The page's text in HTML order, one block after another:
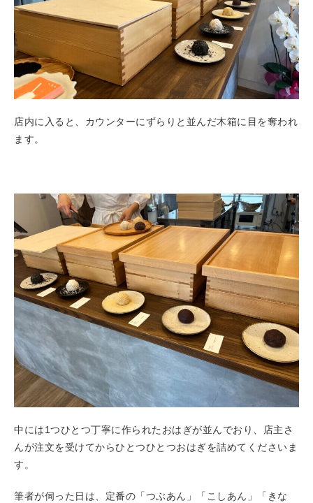
店内に入ると、カウンターにずらりと並んだ木箱に目を奪われ
ます。
中には1つひとつ丁寧に作られたおはぎが並んでおり、店主さ
んが注文を受けてからひとつひとつおはぎを詰めてくださいま
す。
筆者が伺った日は、定番の「つぶあん」「こしあん」「きな